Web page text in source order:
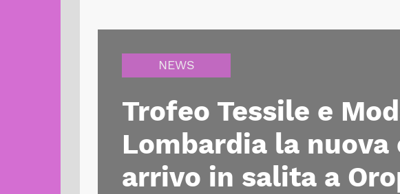
NEWS
Trofeo Tessile e
Lombardia la nuova
arrivo in salita a